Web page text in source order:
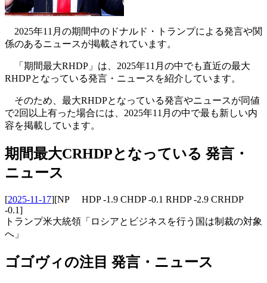
2025年11月の期間中のドナルド・トランプによる発言や関
係のあるニュースが掲載されています。
「期間最大RHDP」は、2025年11月の中でも直近の最大
RHDPとなっている発言・ニュースを紹介しています。
そのため、最大RHDPとなっている発言やニュースが同値
で2回以上有った場合には、2025年11月の中で最も新しい内
容を掲載しています。
期間最大CRHDPとなっている 発言・
ニュース
[2025-11-17][NP HDP -1.9 CHDP -0.1 RHDP -2.9 CRHDP
-0.1]
トランプ米大統領「ロシアとビジネスを行う国は制裁の対象
へ」
ゴゴヴィの注目 発言・ニュース